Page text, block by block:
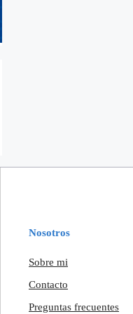
Nosotros
Sobre mi
Contacto
Preguntas frecuentes